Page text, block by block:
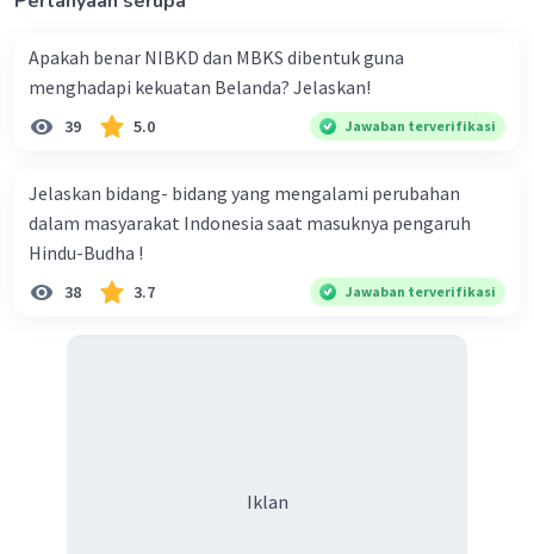
Apakah benar NIBKD dan MBKS dibentuk guna
menghadapi kekuatan Belanda? Jelaskan!
39 5.0 Jawaban terverifikasi
Jelaskan bidang- bidang yang mengalami perubahan
dalam masyarakat Indonesia saat masuknya pengaruh
Hindu-Budha !
38 3.7 Jawaban terverifikasi
Iklan